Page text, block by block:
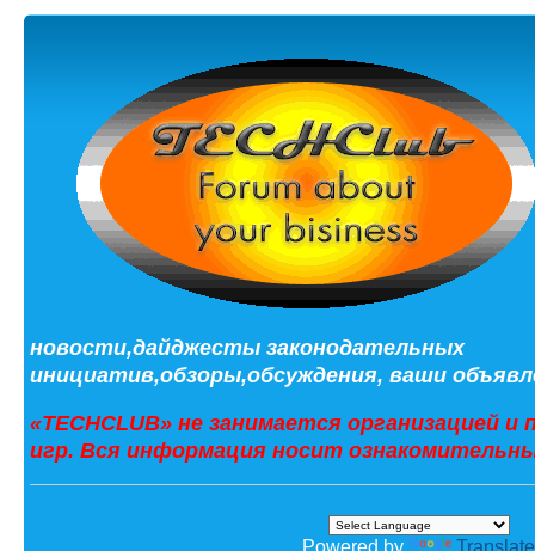
новости,дайджесты законодательных
инициатив,обзоры,обсуждения, ваши
«TECHCLUB» не занимается организацией
игр. Вся информация носит
Powered by Translate